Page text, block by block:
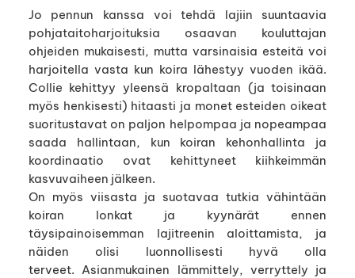
Jo pennun kanssa voi tehdä lajiin suuntaavia
pohjataitoharjoituksia osaavan kouluttajan
ohjeiden mukaisesti, mutta varsinaisia esteitä voi
harjoitella vasta kun koira lähestyy vuoden ikää.
Collie kehittyy yleensä kropaltaan (ja toisinaan
myös henkisesti) hitaasti ja monet esteiden oikeat
suoritustavat on paljon helpompaa ja nopeampaa
saada hallintaan, kun koiran kehonhallinta ja
koordinaatio ovat kehittyneet kiihkeimmän
kasvuvaiheen jälkeen.
On myös viisasta ja suotavaa tutkia vähintään
koiran lonkat ja kyynärät ennen
täysipainoisemman lajitreenin aloittamista, ja
näiden olisi luonnollisesti hyvä olla
terveet. Asianmukainen lämmittely, verryttely ja